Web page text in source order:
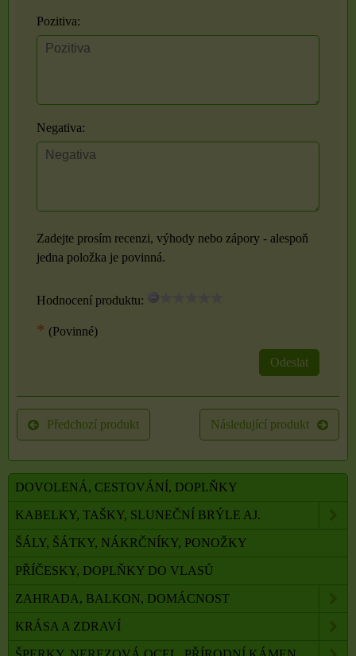
Pozitiva:
Negativa:
Zadejte prosím recenzi, výhody nebo zápory - alespoň
jedna položka je povinná.
Hodnocení produktu:
* (Povinné)
Odeslat
Předchozí produkt Následující produkt
DOVOLENÁ, CESTOVÁNÍ, DOPLŇKY
KABELKY, TAŠKY, SLUNEČNÍ BRÝLE AJ.
ŠÁLY, ŠÁTKY, NÁKRČNÍKY, PONOŽKY
PŘÍČESKY, DOPLŇKY DO VLASŮ
ZAHRADA, BALKON, DOMÁCNOST
KRÁSA A ZDRAVÍ